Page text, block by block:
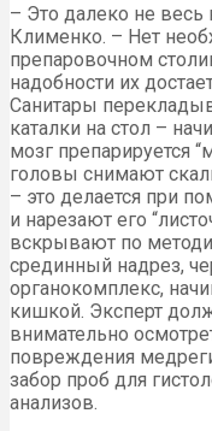
– Это далеко не
Клименко. – Нет
препаровочном
надобности их
Санитары
каталки на стол –
мозг препарируется
головы снимают
– это делается при
и нарезают его
вскрывают по
срединный надрез,
органокомплекс,
кишкой. Эксперт
внимательно
повреждения
забор проб для
анализов.